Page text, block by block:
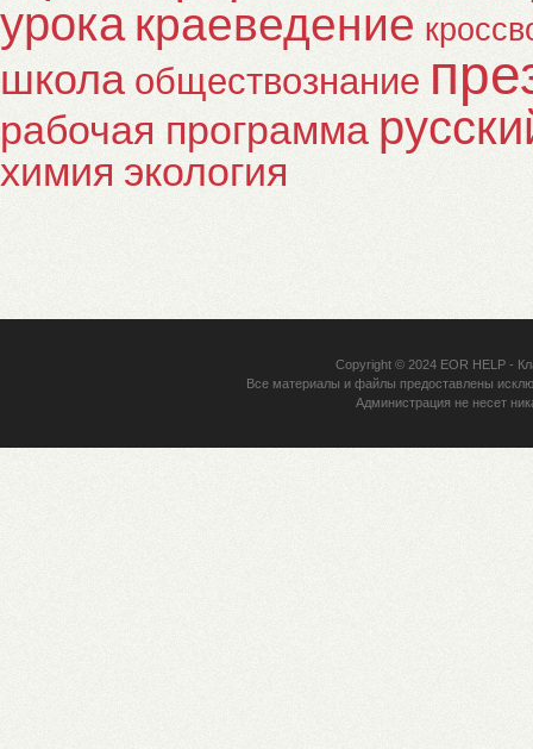
урока краеведение
школа обществознание
рабочая программа
химия экология
Copyright © 2024 EOR HELP-
Все материалы и файлы предоставлены
Администрация не несет